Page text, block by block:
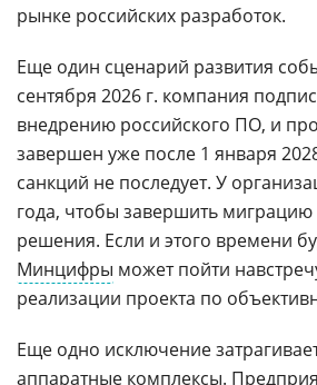
рынке российских разработок.
Еще один сценарий развития
сентября 2026 г. компания
внедрению российского ПО, и
завершен уже после 1 января
санкций не последует. У
года, чтобы завершить миграцию
решения. Если и этого времени
Минцифры может пойти
реализации проекта по
Еще одно исключение
аппаратные комплексы.